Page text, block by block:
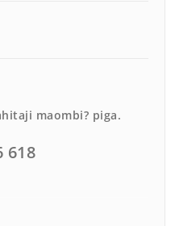
maombi? piga.
618